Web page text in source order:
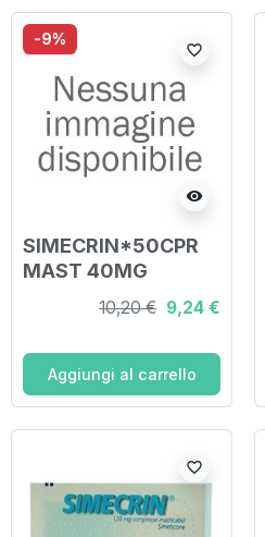
-9%
visibility
favorite_border
SIMECRIN*50CPR
MAST 40MG
10,20 € 9,24 €
Aggiungi al carrello
favorite_border